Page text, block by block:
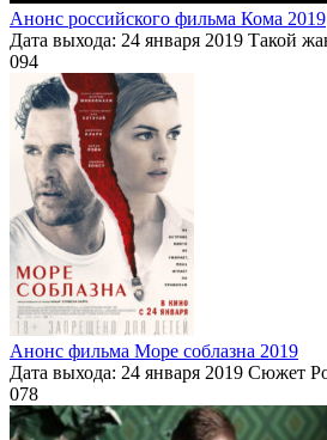
Анонс российского фильма Кома 2019
Дата выхода: 24 января 2019 Такой
094
Анонс фильма Море соблазна 2019
Дата выхода: 24 января 2019 Сюжет
078